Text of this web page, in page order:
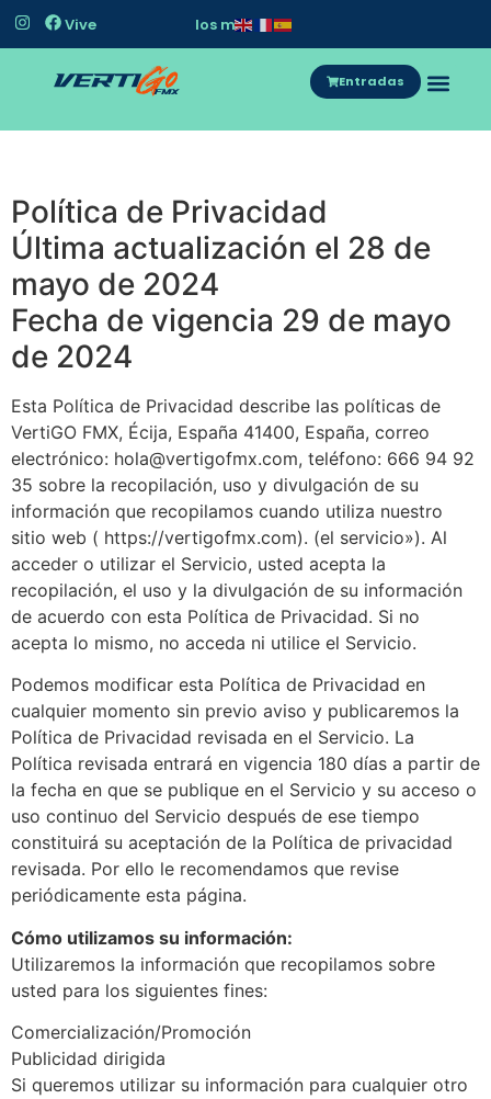
Vive los mejoresr
Entradas
Política de Privacidad
Última actualización el 28 de
mayo de 2024
Fecha de vigencia 29 de mayo
de 2024
Esta Política de Privacidad describe las políticas de
VertiGO FMX, Écija, España 41400, España, correo
electrónico: hola@vertigofmx.com, teléfono: 666 94 92
35 sobre la recopilación, uso y divulgación de su
información que recopilamos cuando utiliza nuestro
sitio web ( https://vertigofmx.com). (el servicio»). Al
acceder o utilizar el Servicio, usted acepta la
recopilación, el uso y la divulgación de su información
de acuerdo con esta Política de Privacidad. Si no
acepta lo mismo, no acceda ni utilice el Servicio.
Podemos modificar esta Política de Privacidad en
cualquier momento sin previo aviso y publicaremos la
Política de Privacidad revisada en el Servicio. La
Política revisada entrará en vigencia 180 días a partir de
la fecha en que se publique en el Servicio y su acceso o
uso continuo del Servicio después de ese tiempo
constituirá su aceptación de la Política de privacidad
revisada. Por ello le recomendamos que revise
periódicamente esta página.
Cómo utilizamos su información:
Utilizaremos la información que recopilamos sobre
usted para los siguientes fines:
Comercialización/Promoción
Publicidad dirigida
Si queremos utilizar su información para cualquier otro